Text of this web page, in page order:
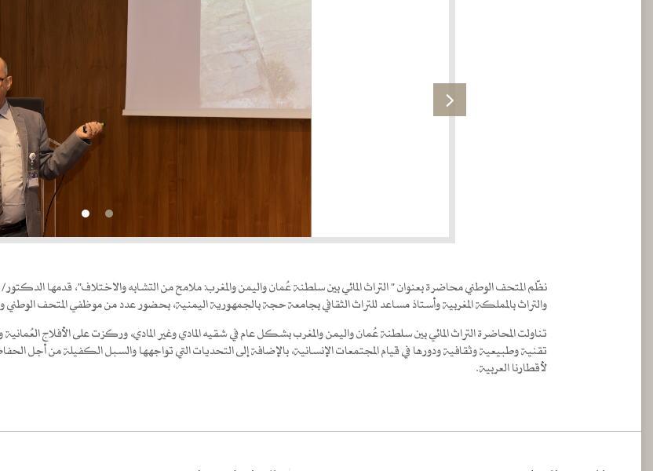
نظّم المتحف الوطني محاضرة بعنوان " التراث المائي بين سلطنة عُمان واليمن والمغرب: ملامح من التشابه والاختلاف"، قدمها
والتراث بالمملكة المغربية وأستاذ مساعد للتراث الثقافي بجامعة حجة بالجمهورية اليمنية، بحضور عدد من موظفي المتحف الوطني
تناولت المحاضرة التراث المائي بين سلطنة عُمان واليمن والمغرب بشكل عام في شقيه المادي وغير المادي، وركزت على الأفلاج
تقنية وطبيعية وثقافية ودورها في قيام المجتمعات الإنسانية، بالإضافة إلى التحديات التي تواجهها والسبل الكفيلة من أجل
لأقطارنا العربية.